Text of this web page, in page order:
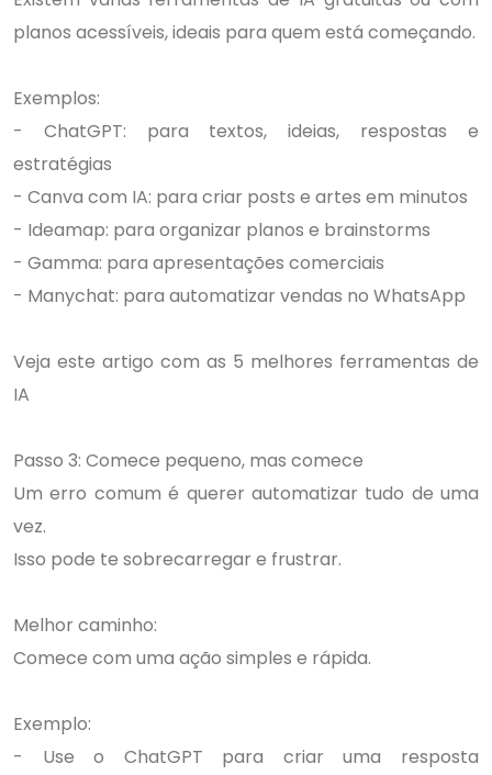
planos acessíveis, ideais para quem está começando.
Exemplos:
- ChatGPT: para textos, ideias, respostas e
estratégias
- Canva com IA: para criar posts e artes em minutos
- Ideamap: para organizar planos e brainstorms
- Gamma: para apresentações comerciais
- Manychat: para automatizar vendas no WhatsApp
Veja este artigo com as 5 melhores ferramentas de
IA
Passo 3: Comece pequeno, mas comece
Um erro comum é querer automatizar tudo de uma
vez.
Isso pode te sobrecarregar e frustrar.
Melhor caminho:
Comece com uma ação simples e rápida.
Exemplo:
- Use o ChatGPT para criar uma resposta